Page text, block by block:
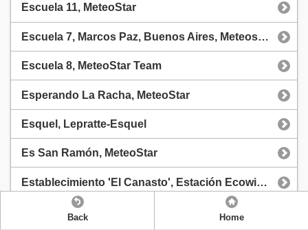
Escuela 11, MeteoStar
Escuela 7, Marcos Paz, Buenos Aires, Meteostar
Escuela 8, MeteoStar Team
Esperando La Racha, MeteoStar
Esquel, Lepratte-Esquel
Es San Ramón, MeteoStar
Establecimiento 'El Canasto', Estación Ecowitt WittBoy (Familia González)
Back Home